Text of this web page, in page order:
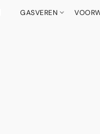
GASVEREN